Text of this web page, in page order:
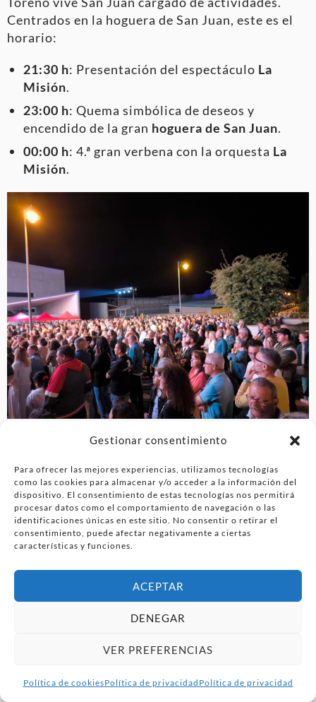
Gestionar consentimiento
Para ofrecer las mejores experiencias, utilizamos tecnologías
como las cookies para almacenar y/o acceder a la información del
dispositivo. El consentimiento de estas tecnologías nos permitirá
procesar datos como el comportamiento de navegación o las
identificaciones únicas en este sitio. No consentir o retirar el
consentimiento, puede afectar negativamente a ciertas
características y funciones.
ACEPTAR
DENEGAR
VER PREFERENCIAS
Política de cookiesPolítica de privacidad Política de privacidad
Centrados en la hoguera de San Juan, este es el
horario:
21:30 h: Presentación del espectáculo La
Misión.
23:00 h: Quema simbólica de deseos y
encendido de la gran hoguera de San Juan.
00:00 h: 4.ª gran verbena con la orquesta La
Misión.
Si quieres ver el programa completo haz clic aquí: